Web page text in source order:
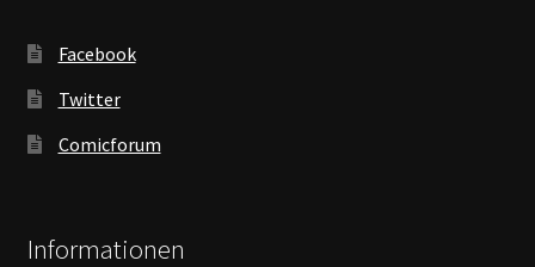
Facebook
Twitter
Comicforum
Informationen